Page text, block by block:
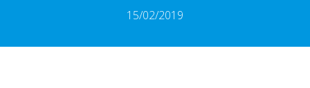
15/02/2019